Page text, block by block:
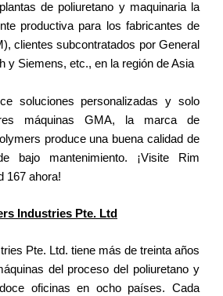
de poliuretano y maquinaria la
productiva para los fabricantes de
clientes subcontratados por General
y Siemens, etc., en la región de Asia
soluciones personalizadas y solo
máquinas GMA, la marca de
produce una buena calidad de
bajo mantenimiento. ¡Visite Rim
167 ahora!
Industries Pte. Ltd
Pte. Ltd. tiene más de treinta años
del proceso del poliuretano y
oficinas en ocho países. Cada